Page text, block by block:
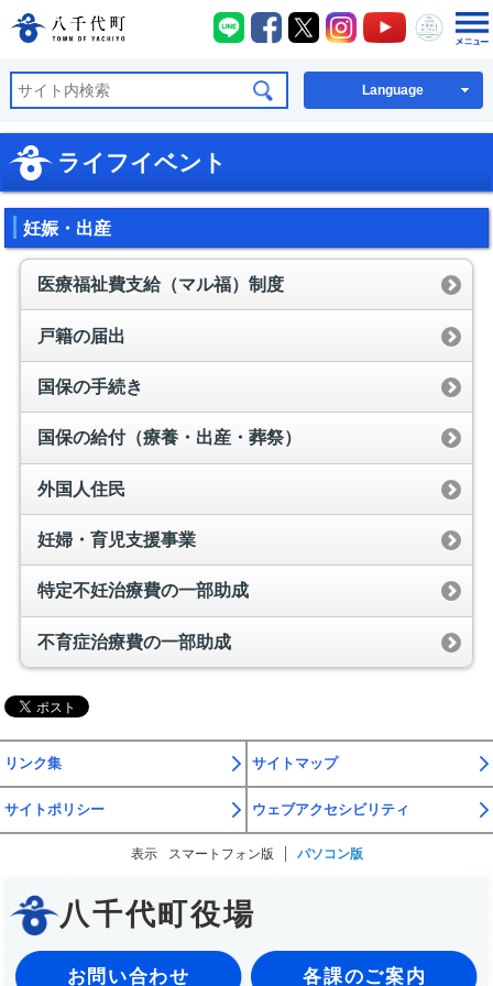
八千代町公式ホームページ
八千代町LINE
八千代町Facebook
八千代町X八千代町Instagram
八千代町
八千
Language
ライフイベント
妊娠・出産
医療福祉費支給（マル福）制度
戸籍の届出
国保の手続き
国保の給付（療養・出産・葬祭）
外国人住民
妊婦・育児支援事業
特定不妊治療費の一部助成
不育症治療費の一部助成
リンク集 サイトマップ
サイトポリシー ウェブアクセシビリティ
表示 スマートフォン版 パソコン版
八千代町役場
お問い合わせ 各課のご案内